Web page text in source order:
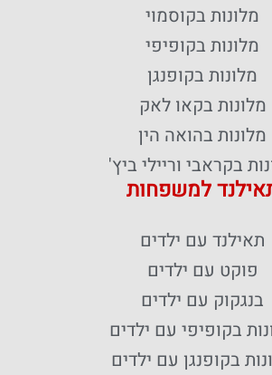
מלונות בקוסמוי
מלונות בקופיפי
מלונות בקופנגן
מלונות בקאו לאק
מלונות בהואה הין
בקראבי וריילי ביץ'
למשפחות
תאילנד עם ילדים
פוקט עם ילדים
בנגקוק עם ילדים
בקופיפי עם ילדים
בקופנגן עם ילדים